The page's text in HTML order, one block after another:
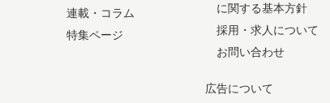
連載・コラム
特集ページ
に関する基本方針
採用・求人について
お問い合わせ
広告について